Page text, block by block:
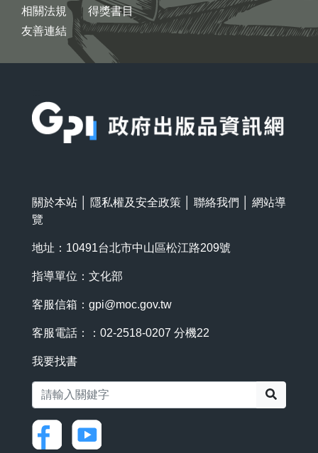
相關法規
友善連結
得獎書目
關於本站 隱私權及安全政策 聯絡我們
網站導
覽
地址：10491台北市中山區松江路209號
指導單位：文化部
客服信箱： gpi@moc.gov.tw
客服電話：：02-2518-0207 分機22
我要找書